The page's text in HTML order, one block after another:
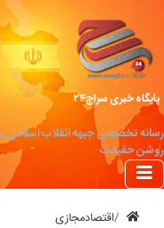
پایگاه خبری سراج۲۴
رسانه تخصصی جبهه انقلاب اسلامی؛
روشن حقیقت
اقتصادمجازی